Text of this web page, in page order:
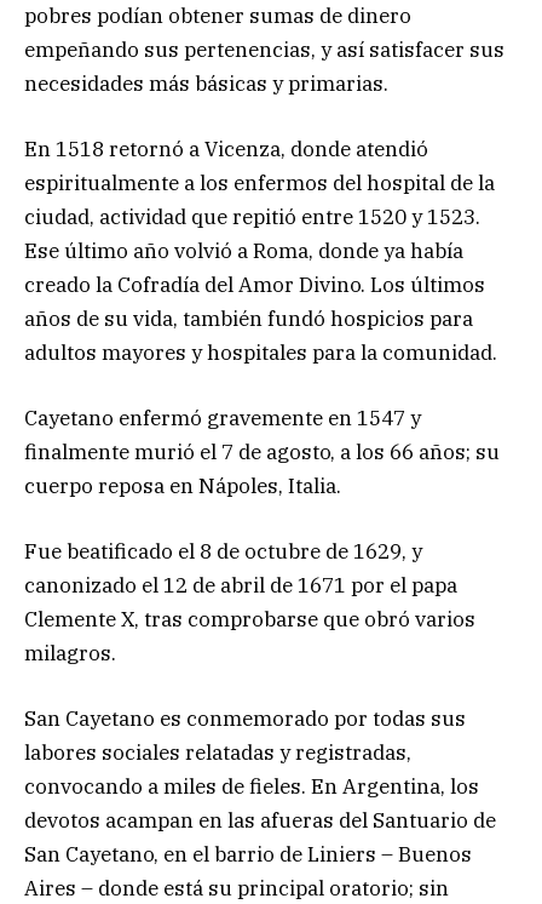
pobres podían obtener sumas de dinero
empeñando sus pertenencias, y así satisfacer sus
necesidades más básicas y primarias.
En 1518 retornó a Vicenza, donde atendió
espiritualmente a los enfermos del hospital de la
ciudad, actividad que repitió entre 1520 y 1523.
Ese último año volvió a Roma, donde ya había
creado la Cofradía del Amor Divino. Los últimos
años de su vida, también fundó hospicios para
adultos mayores y hospitales para la comunidad.
Cayetano enfermó gravemente en 1547 y
finalmente murió el 7 de agosto, a los 66 años; su
cuerpo reposa en Nápoles, Italia.
Fue beatificado el 8 de octubre de 1629, y
canonizado el 12 de abril de 1671 por el papa
Clemente X, tras comprobarse que obró varios
milagros.
San Cayetano es conmemorado por todas sus
labores sociales relatadas y registradas,
convocando a miles de fieles. En Argentina, los
devotos acampan en las afueras del Santuario de
San Cayetano, en el barrio de Liniers – Buenos
Aires – donde está su principal oratorio; sin